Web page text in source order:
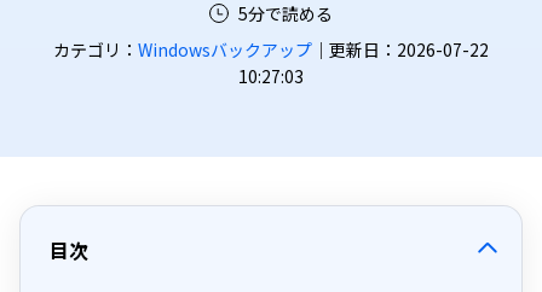
5分で読める
カテゴリ： Windowsバックアップ ｜更新日：2026-07-22
10:27:03
目次